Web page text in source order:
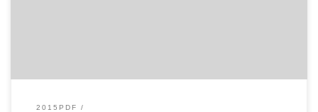
2015PDF